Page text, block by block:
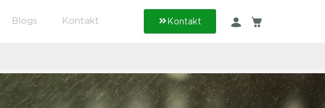
Blogs Kontakt Kontakt